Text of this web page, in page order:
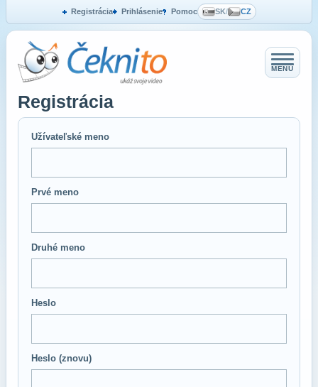
Registrácia Prihlásenie Pomoc SK/ CZ
MENU
Registrácia
Užívateľské meno
Prvé meno
Druhé meno
Heslo
Heslo (znovu)